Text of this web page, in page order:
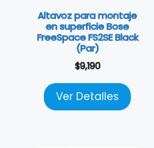
Altavoz para montaje
en superficie Bose
FreeSpace FS2SE Black
(Par)
$9,190
Ver Detalles